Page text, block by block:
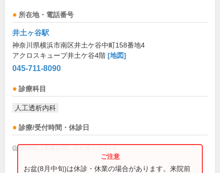
所在地・電話番号
井土ヶ谷駅
神奈川県横浜市南区井土ケ谷中町158番地4
アクロスキューブ井土ケ谷4階 [地図]
045-711-8090
診療科目
人工透析内科
診療/受付時間・休診日
(診療時間は直接お問い合わせください)
お盆(8月中旬)は休診・休業の場合があります。来院前